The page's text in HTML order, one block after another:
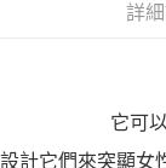
１．透過由恩沛科
３．未成年的使用
任。
每筆NT$100，滿
詳
它可
設計它們來突顯女